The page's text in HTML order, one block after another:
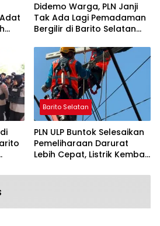
Didemo Warga, PLN Janji
Tak Ada Lagi Pemadaman
Bergilir di Barito Selatan
Barito Selatan
PLN ULP Buntok Selesaikan
Pemeliharaan Darurat
Lebih Cepat, Listrik Kembali